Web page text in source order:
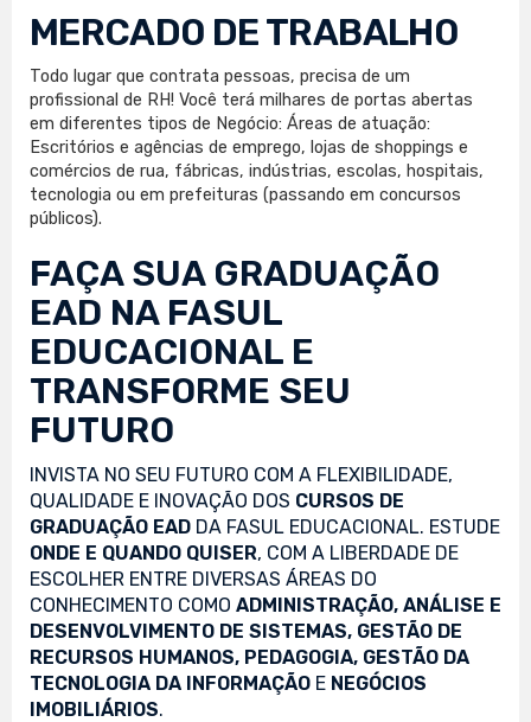
MERCADO DE TRABALHO
Todo lugar que contrata pessoas, precisa de um
profissional de RH! Você terá milhares de portas abertas
em diferentes tipos de Negócio: Áreas de atuação:
Escritórios e agências de emprego, lojas de shoppings e
comércios de rua, fábricas, indústrias, escolas, hospitais,
tecnologia ou em prefeituras (passando em concursos
públicos).
FAÇA SUA GRADUAÇÃO
EAD NA FASUL
EDUCACIONAL E
TRANSFORME SEU
FUTURO
INVISTA NO SEU FUTURO COM A FLEXIBILIDADE,
QUALIDADE E INOVAÇÃO DOS CURSOS DE
GRADUAÇÃO EAD DA FASUL EDUCACIONAL. ESTUDE
ONDE E QUANDO QUISER, COM A LIBERDADE DE
ESCOLHER ENTRE DIVERSAS ÁREAS DO
CONHECIMENTO COMO ADMINISTRAÇÃO, ANÁLISE E
DESENVOLVIMENTO DE SISTEMAS, GESTÃO DE
RECURSOS HUMANOS, PEDAGOGIA, GESTÃO DA
TECNOLOGIA DA INFORMAÇÃO E NEGÓCIOS
IMOBILIÁRIOS.